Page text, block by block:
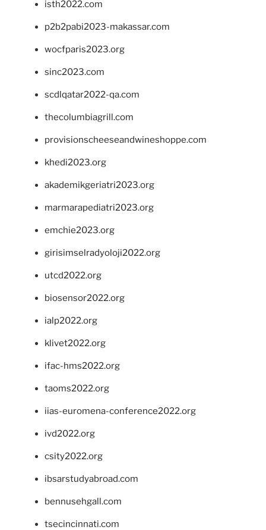
isth2022.com
p2b2pabi2023-makassar.com
wocfparis2023.org
sinc2023.com
scdlqatar2022-qa.com
thecolumbiagrill.com
provisionscheeseandwineshoppe.com
khedi2023.org
akademikgeriatri2023.org
marmarapediatri2023.org
emchie2023.org
girisimselradyoloji2022.org
utcd2022.org
biosensor2022.org
ialp2022.org
klivet2022.org
ifac-hms2022.org
taoms2022.org
iias-euromena-conference2022.org
ivd2022.org
csity2022.org
ibsarstudyabroad.com
bennusehgall.com
tsecincinnati.com